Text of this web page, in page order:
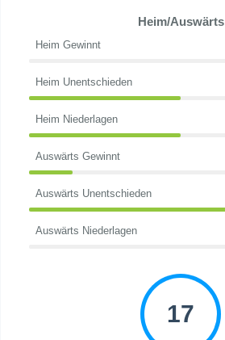
Heim/Auswärts
Heim Gewinnt
Heim Unentschieden
Heim Niederlagen
Auswärts Gewinnt
Auswärts Unentschieden
Auswärts Niederlagen
17